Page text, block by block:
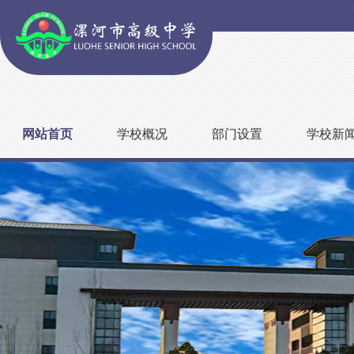
网站首页 学校概况 部门设置 学校新